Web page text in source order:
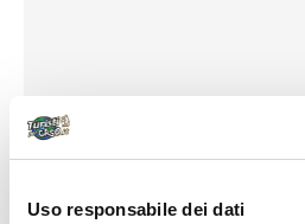
Uso responsabile dei dati